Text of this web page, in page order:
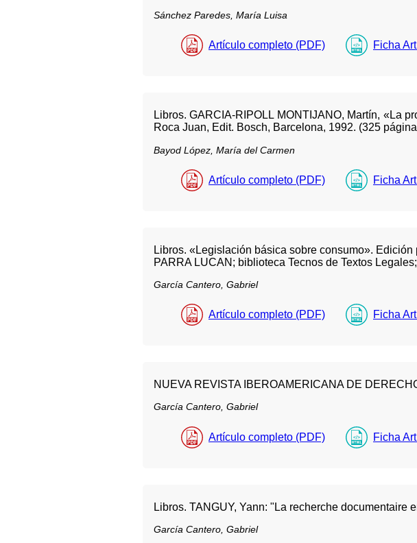
Sánchez Paredes, María Luisa
Artículo completo (PDF) Ficha
Libros. GARCIA-RIPOLL MONTIJANO, Martín, «La
Roca Juan, Edit. Bosch, Barcelona, 1992. (325
Bayod López, María del Carmen
Artículo completo (PDF) Ficha
Libros. «Legislación básica sobre consumo».
PARRA LUCAN; biblioteca Tecnos de Textos
García Cantero, Gabriel
Artículo completo (PDF) Ficha
NUEVA REVISTA IBEROAMERICANA DE
García Cantero, Gabriel
Artículo completo (PDF) Ficha
Libros. TANGUY, Yann: "La recherche
García Cantero, Gabriel